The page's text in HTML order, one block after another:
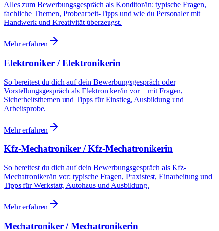
Alles zum Bewerbungsgespräch als Konditor/in: typische Fragen,
fachliche Themen, Probearbeit-Tipps und wie du Personaler mit
Handwerk und Kreativität überzeugst.
Mehr erfahren
Elektroniker / Elektronikerin
So bereitest du dich auf dein Bewerbungsgespräch oder
Vorstellungsgespräch als Elektroniker/in vor – mit Fragen,
Sicherheitsthemen und Tipps für Einstieg, Ausbildung und
Arbeitsprobe.
Mehr erfahren
Kfz-Mechatroniker / Kfz-Mechatronikerin
So bereitest du dich auf dein Bewerbungsgespräch als Kfz-
Mechatroniker/in vor: typische Fragen, Praxistest, Einarbeitung und
Tipps für Werkstatt, Autohaus und Ausbildung.
Mehr erfahren
Mechatroniker / Mechatronikerin